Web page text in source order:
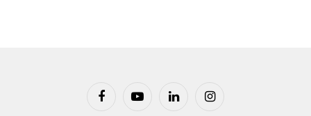
FacebookYouTubeLinkedInInstagram